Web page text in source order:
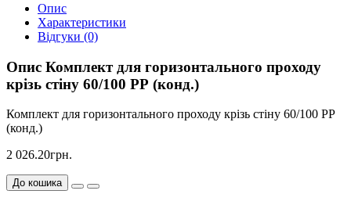
Опис
Характеристики
Відгуки (0)
Опис Комплект для горизонтального проходу
крізь стіну 60/100 РР (конд.)
Комплект для горизонтального проходу крізь стіну 60/100 РР
(конд.)
2 026.20грн.
До кошика